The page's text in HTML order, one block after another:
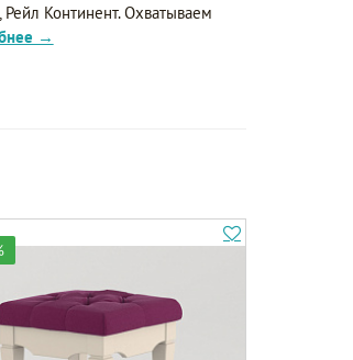
Континент. Охватываем
→